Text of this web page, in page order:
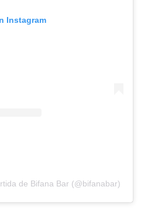
Instagram
de Bifana Bar (@bifanabar)